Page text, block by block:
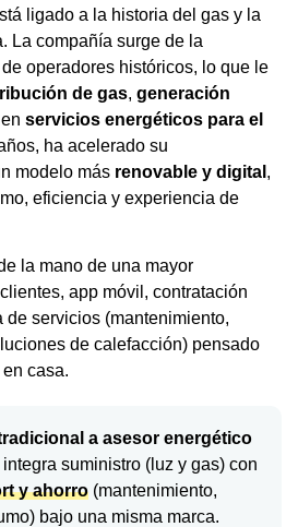
ligado a la historia del gas y la
La compañía surge de la
operadores históricos, lo que le
de gas, generación
servicios energéticos para el
ha acelerado su
modelo más renovable y digital ,
eficiencia y experiencia de
la mano de una mayor
app móvil, contratación
servicios (mantenimiento,
de calefacción) pensado
casa.
a asesor energético
integra suministro (luz y gas) con
y ahorro (mantenimiento,
bajo una misma marca.